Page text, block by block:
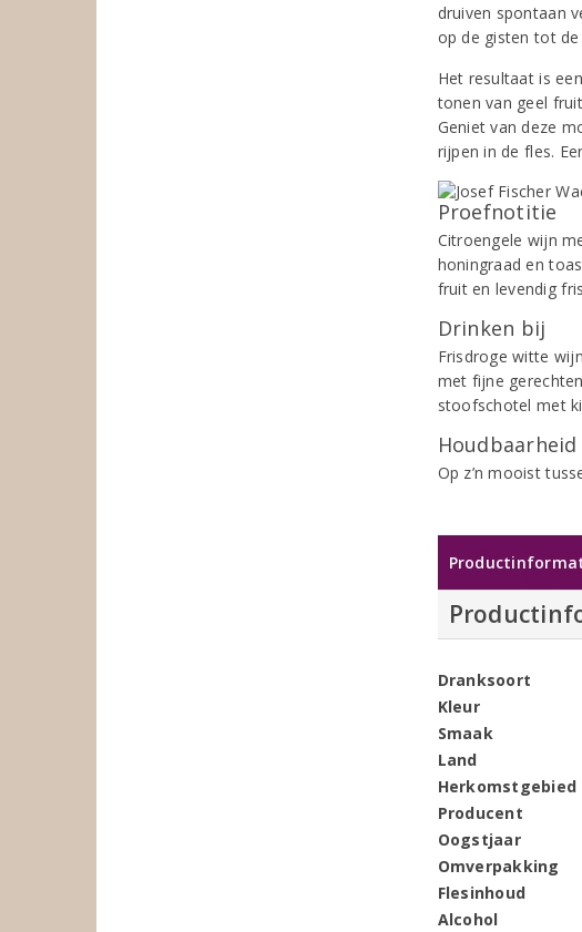
druiven spontaan
op de gisten tot
Het resultaat is
tonen van geel
Geniet van deze
rijpen in de fles.
Proefnotitie
Citroengele wijn
honingraad en
fruit en levendig
Drinken bij
Frisdroge witte
met fijne
stoofschotel met
Houdbaarheid
Op z’n mooist
Dranksoort
Kleur
Smaak
Land
Herkomstgebied
Producent
Oogstjaar
Omverpakking
Flesinhoud
Alcohol